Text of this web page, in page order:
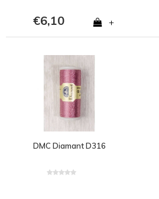
€6,10 +
DMC Diamant D316